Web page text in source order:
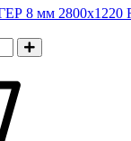
8 мм 2800х1220